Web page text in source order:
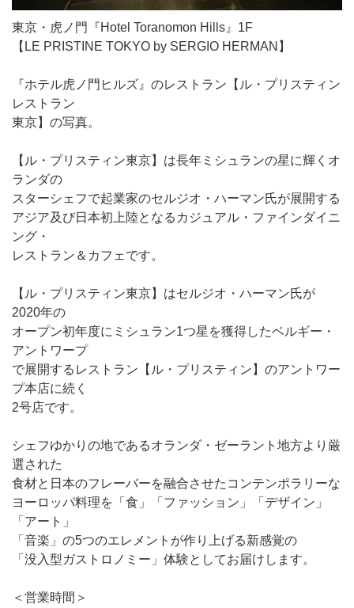
東京・虎ノ門『Hotel Toranomon Hills』1F
【LE PRISTINE TOKYO by SERGIO HERMAN】
『ホテル虎ノ門ヒルズ』のレストラン【ル・プリスティン
レストラン
東京】の写真。
【ル・プリスティン東京】は長年ミシュランの星に輝くオ
ランダの
スターシェフで起業家のセルジオ・ハーマン氏が展開する
アジア及び日本初上陸となるカジュアル・ファインダイニ
ング・
レストラン＆カフェです。
【ル・プリスティン東京】はセルジオ・ハーマン氏が
2020年の
オープン初年度にミシュラン1つ星を獲得したベルギー・
アントワープ
で展開するレストラン【ル・プリスティン】のアントワー
プ本店に続く
2号店です。
シェフゆかりの地であるオランダ・ゼーラント地方より厳
選された
食材と日本のフレーバーを融合させたコンテンポラリーな
ヨーロッパ料理を「食」「ファッション」「デザイン」
「アート」
「音楽」の5つのエレメントが作り上げる新感覚の
「没入型ガストロノミー」体験としてお届けします。
＜営業時間＞